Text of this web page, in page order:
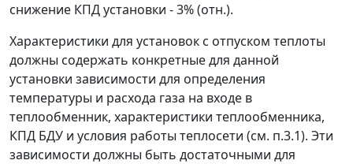
снижение КПД установки - 3% (отн.).
Характеристики для установок с отпуском теплоты
должны содержать конкретные для данной
установки зависимости для определения
температуры и расхода газа на входе в
теплообменник, характеристики теплообменника,
КПД БДУ и условия работы теплосети (см. п.3.1). Эти
зависимости должны быть достаточными для